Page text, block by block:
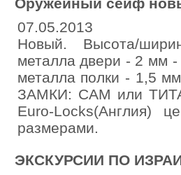
07.05.2013
Новый. Высота/
металла двери - 2 мм
металла полки - 1,5
ЗАМКИ: САМ или
Euro-Locks(Англия)
размерами.
ЭКСКУРСИИ ПО